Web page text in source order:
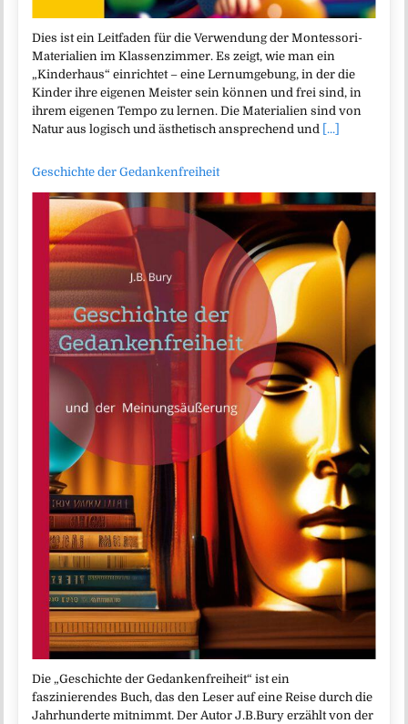
Dies ist ein Leitfaden für die Verwendung der Montessori-
Materialien im Klassenzimmer. Es zeigt, wie man ein
„Kinderhaus“ einrichtet – eine Lernumgebung, in der die
Kinder ihre eigenen Meister sein können und frei sind, in
ihrem eigenen Tempo zu lernen. Die Materialien sind von
Natur aus logisch und ästhetisch ansprechend und [...]
Geschichte der Gedankenfreiheit
Die „Geschichte der Gedankenfreiheit“ ist ein
faszinierendes Buch, das den Leser auf eine Reise durch die
Jahrhunderte mitnimmt. Der Autor J.B.Bury erzählt von der